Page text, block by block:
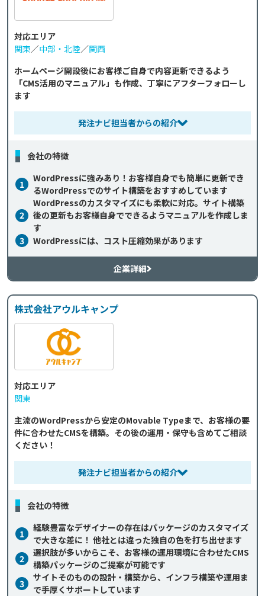
対応エリア
関東／中部・北陸／関西
ホームページ開設後にお客様ご自身で内容更新できるよう
「CMS活用のマニュアル」も作成、丁寧にアフターフォローし
ます
発注ナビ担当者からの紹介
会社の特徴
1
WordPressに強みあり！お客様自身でも簡単に更新でき
るWordPressでのサイト構築をおすすめしています
2
WordPressのカスタマイズにも柔軟に対応。サイト構築
後の更新もお客様自身でできるようマニュアルを作成しま
す
3
WordPressには、コスト圧縮効果があります
企業詳細
株式会社アウルキャンプ
対応エリア
関東
主流のWordPressから安定のMovable Typeまで、お客様の要
件に合わせたCMSを構築。その後の運用・保守も含めてご相談
ください！
発注ナビ担当者からの紹介
会社の特徴
1
経験豊富なデザイナーの存在はパッケージのカスタマイズ
で大きな差に！ 他社とは違った独自の色を打ち出せます
2
選択肢が多いからこそ、お客様の運用環境に合わせたCMS
構築パッケージのご提案が可能です
3
サイトそのものの設計・構築から、インフラ構築や運用ま
で手厚くサポートしています